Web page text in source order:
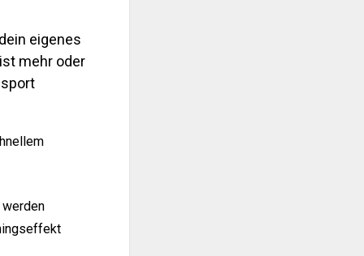
eigenes
mehr oder